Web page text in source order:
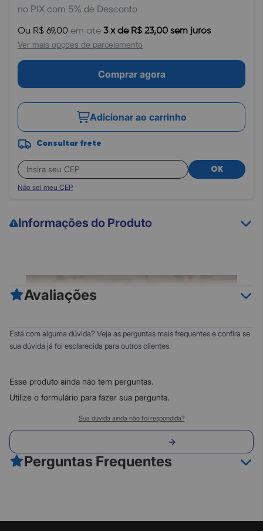
no PIX com 5% de Desconto
Ou R$ 69,00 em até 3 x de R$ 23,00 sem juros
Ver mais opções de parcelamento
Comprar agora
Adicionar ao carrinho
Consultar frete
OK
Não sei meu CEP
Informações do Produto
Avaliações
5
4
1
0
Está com alguma dúvida? Veja as perguntas mais frequentes e confira se
sua dúvida já foi esclarecida para outros clientes.
Esse produto ainda não tem perguntas.
Utilize o formulário para fazer sua pergunta.
Sua dúvida ainda não foi respondida?
Perguntas Frequentes